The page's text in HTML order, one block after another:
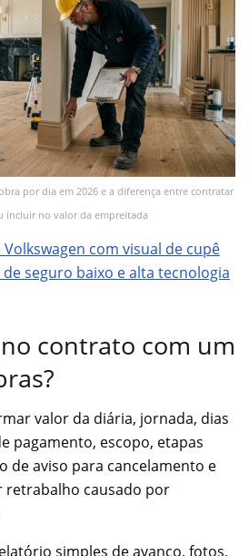
por dia em 2026 e a diferença entre contratar
incluir no valor da empreitada
Volkswagen com visual de cupê
seguro baixo e alta tecnologia
contrato com um
valor da diária, jornada, dias
pagamento, escopo, etapas
de aviso para cancelamento e
retrabalho causado por
simples de avanço, fotos,